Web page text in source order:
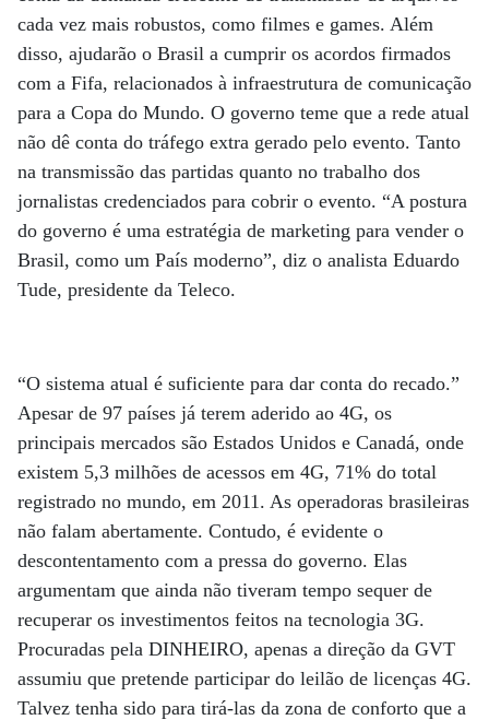
cada vez mais robustos, como filmes e games. Além
disso, ajudarão o Brasil a cumprir os acordos firmados
com a Fifa, relacionados à infraestrutura de comunicação
para a Copa do Mundo. O governo teme que a rede atual
não dê conta do tráfego extra gerado pelo evento. Tanto
na transmissão das partidas quanto no trabalho dos
jornalistas credenciados para cobrir o evento. “A postura
do governo é uma estratégia de marketing para vender o
Brasil, como um País moderno”, diz o analista Eduardo
Tude, presidente da Teleco.
“O sistema atual é suficiente para dar conta do recado.”
Apesar de 97 países já terem aderido ao 4G, os
principais mercados são Estados Unidos e Canadá, onde
existem 5,3 milhões de acessos em 4G, 71% do total
registrado no mundo, em 2011. As operadoras brasileiras
não falam abertamente. Contudo, é evidente o
descontentamento com a pressa do governo. Elas
argumentam que ainda não tiveram tempo sequer de
recuperar os investimentos feitos na tecnologia 3G.
Procuradas pela DINHEIRO, apenas a direção da GVT
assumiu que pretende participar do leilão de licenças 4G.
Talvez tenha sido para tirá-las da zona de conforto que a